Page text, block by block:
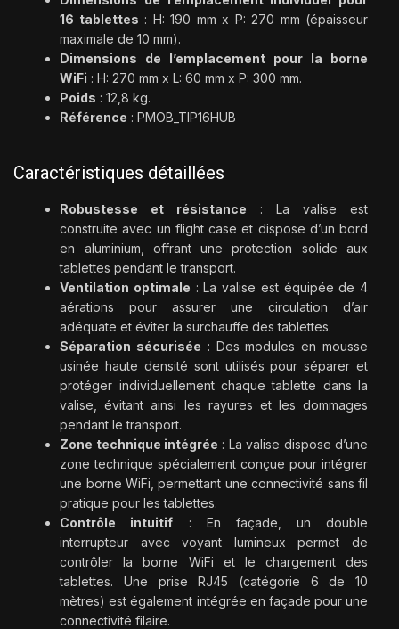
16 tablettes : H: 190 mm x P: 270 mm (épaisseur
maximale de 10 mm).
Dimensions de l’emplacement pour la borne
WiFi : H: 270 mm x L: 60 mm x P: 300 mm.
Poids : 12,8 kg.
Référence : PMOB_TIP16HUB
Caractéristiques détaillées
Robustesse et résistance : La valise est
construite avec un flight case et dispose d’un bord
en aluminium, offrant une protection solide aux
tablettes pendant le transport.
Ventilation optimale : La valise est équipée de 4
aérations pour assurer une circulation d’air
adéquate et éviter la surchauffe des tablettes.
Séparation sécurisée : Des modules en mousse
usinée haute densité sont utilisés pour séparer et
protéger individuellement chaque tablette dans la
valise, évitant ainsi les rayures et les dommages
pendant le transport.
Zone technique intégrée : La valise dispose d’une
zone technique spécialement conçue pour intégrer
une borne WiFi, permettant une connectivité sans fil
pratique pour les tablettes.
Contrôle intuitif : En façade, un double
interrupteur avec voyant lumineux permet de
contrôler la borne WiFi et le chargement des
tablettes. Une prise RJ45 (catégorie 6 de 10
mètres) est également intégrée en façade pour une
connectivité filaire.